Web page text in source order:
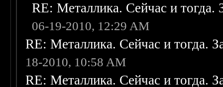
RE: Металлика. Сейчас и
06-19-2010, 12:29 AM
RE: Металлика. Сейчас и тогда.
18-2010, 10:58 AM
RE: Металлика. Сейчас и тогда.